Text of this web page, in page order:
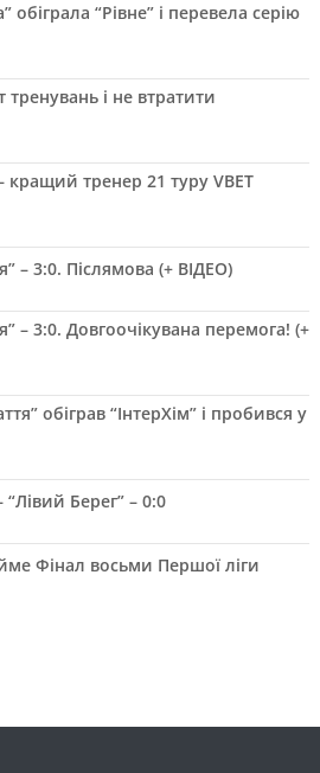
обіграла “Рівне” і перевела серію
і не втратити
тренер 21 туру VBET
– 3:0. Післямова (+ ВІДЕО)
– 3:0. Довгоочікувана перемога! (+
обіграв “ІнтерХім” і пробився у
Берег” – 0:0
Фінал восьми Першої ліги